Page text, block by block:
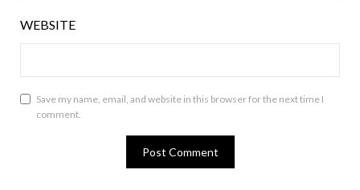
WEBSITE
Save my name, email, and website in this browser for the next time I
comment.